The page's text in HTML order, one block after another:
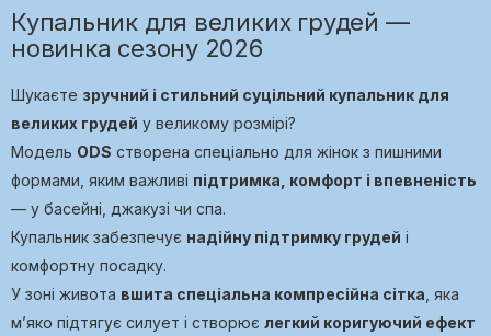
Купальник для великих грудей —
новинка сезону 2026
Шукаєте зручний і стильний суцільний купальник для
великих грудей у великому розмірі?
Модель ODS створена спеціально для жінок з пишними
формами, яким важливі підтримка, комфорт і впевненість
— у басейні, джакузі чи спа.
Купальник забезпечує надійну підтримку грудей і
комфортну посадку.
У зоні живота вшита спеціальна компресійна сітка , яка
м’яко підтягує силует і створює легкий коригуючий ефект